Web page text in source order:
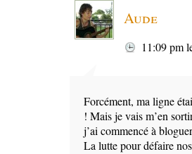
Aude
11:09 pm
Forcément, ma ligne
! Mais je vais m’en
j’ai commencé à
La lutte pour défaire nos